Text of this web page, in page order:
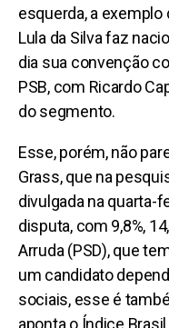
esquerda, a
Lula da Silva faz
dia sua convenção
PSB, com Ricardo
do segmento.
Esse, porém, não
Grass, que na
divulgada na quarta-
disputa, com 9,8%,
Arruda (PSD), que
um candidato
sociais, esse é
aponta o Índice